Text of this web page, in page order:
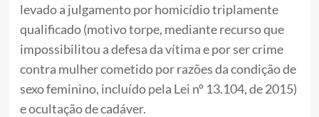
levado a julgamento por homicídio triplamente
qualificado (motivo torpe, mediante recurso que
impossibilitou a defesa da vítima e por ser crime
contra mulher cometido por razões da condição de
sexo feminino, incluído pela Lei nº 13.104, de 2015)
e ocultação de cadáver.